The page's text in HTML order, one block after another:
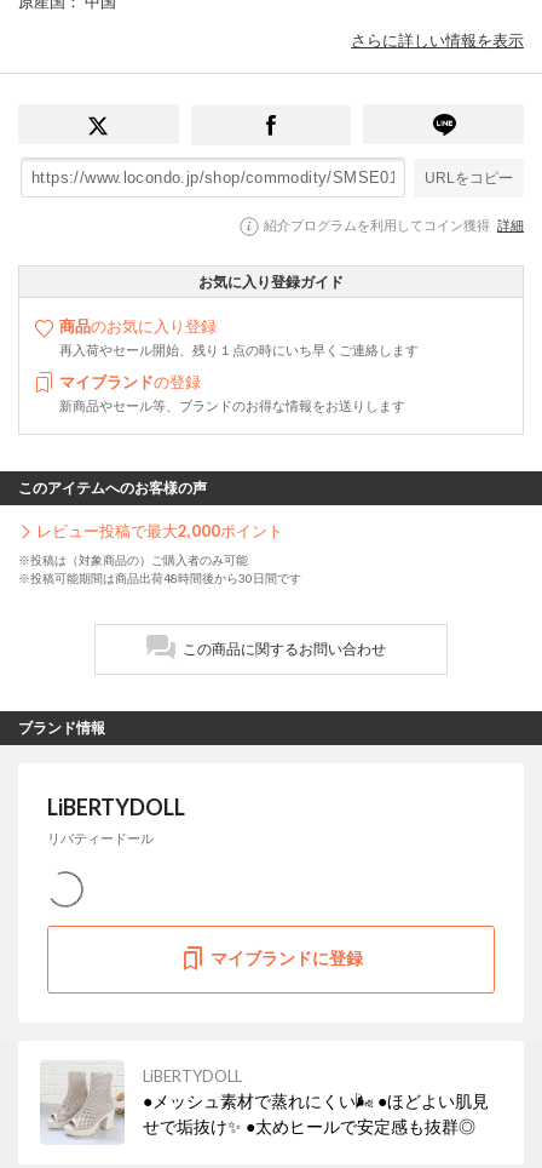
さらに詳しい情報を表示
URLをコピー
紹介プログラムを利用してコイン獲得 詳細
お気に入り登録ガイド
商品のお気に入り登録
再入荷やセール開始、残り１点の時にいち早くご連絡します
マイブランドの登録
新商品やセール等、ブランドのお得な情報をお送りします
このアイテムへのお客様の声
レビュー投稿で最大2,000ポイント
※投稿は（対象商品の）ご購入者のみ可能
※投稿可能期間は商品出荷48時間後から30日間です
この商品に関するお問い合わせ
ブランド情報
LiBERTYDOLL
リバティードール
マイブランドに登録
LiBERTYDOLL
●メッシュ素材で蒸れにくい🌬 ●ほどよい肌見
せで垢抜け✨ ●太めヒールで安定感も抜群◎